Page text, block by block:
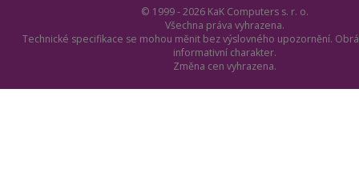
© 1999 - 2026 KaK Computers s. r. o.
Všechna práva vyhrazena.
Technické specifikace se mohou měnit bez výslovného upozornění.
informativní charakter.
Změna cen vyhrazena.